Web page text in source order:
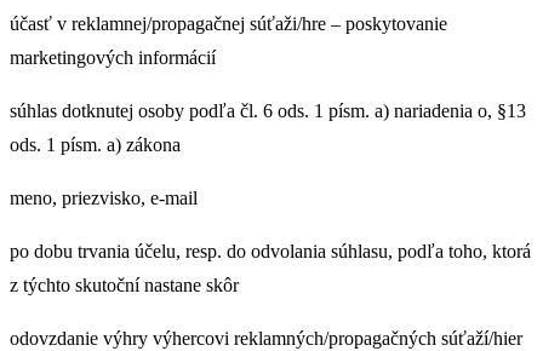
účasť v reklamnej/propagačnej súťaži/hre – poskytovanie
marketingových informácií
súhlas dotknutej osoby podľa čl. 6 ods. 1 písm. a) nariadenia o, §13
ods. 1 písm. a) zákona
meno, priezvisko, e-mail
po dobu trvania účelu, resp. do odvolania súhlasu, podľa toho, ktorá
z týchto skutoční nastane skôr
odovzdanie výhry výhercovi reklamných/propagačných súťaží/hier